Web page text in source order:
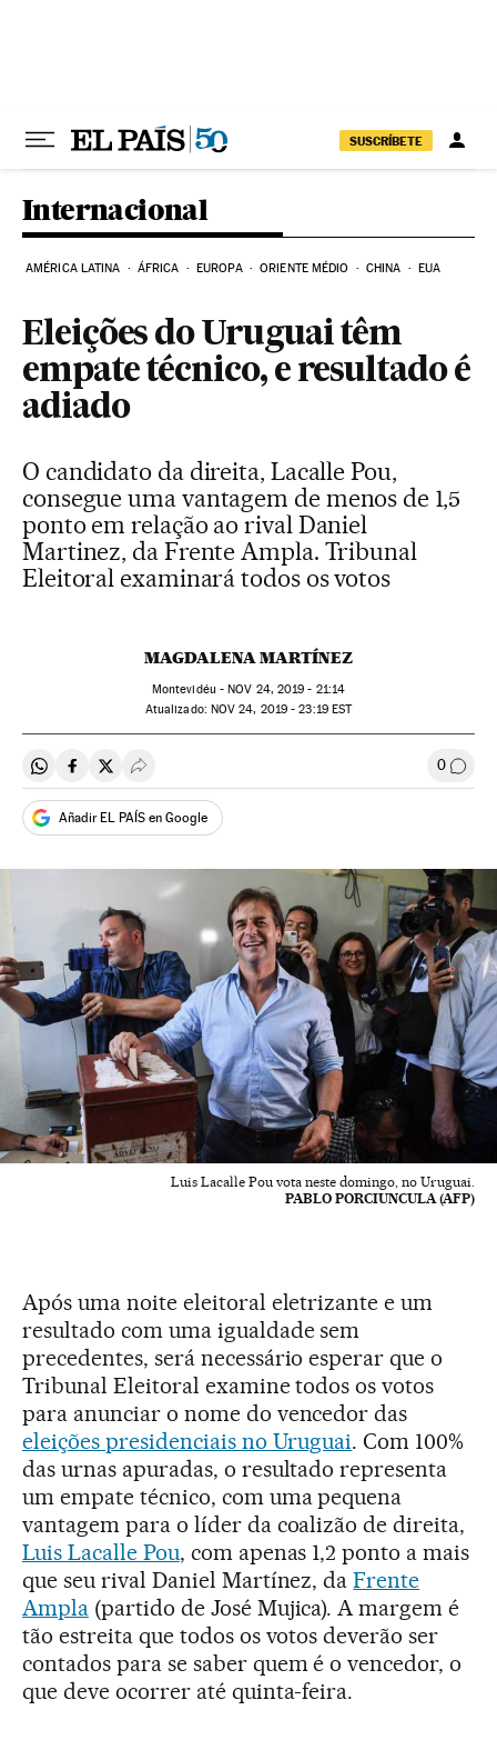
SUSCRÍBETE
Internacional
AMÉRICA LATINA ÁFRICA EUROPA ORIENTE MÉDIO CHINA EUA
Eleições do Uruguai têm
empate técnico, e resultado é
adiado
O candidato da direita, Lacalle Pou,
consegue uma vantagem de menos de 1,5
ponto em relação ao rival Daniel
Martinez, da Frente Ampla. Tribunal
Eleitoral examinará todos os votos
MAGDALENA MARTÍNEZ
Montevidéu -NOV 24, 2019 - 21:14
atualizado: NOV 24, 2019 - 23:19EST
Compartir en Whatsapp
Compartir en Facebook
Compartir en Twitter
Desplegar Redes Sociales 0
Añadir EL PAÍS en Google
Luis Lacalle Pou vota neste domingo, no Uruguai.
PABLO PORCIUNCULA (AFP)
Após uma noite eleitoral eletrizante e um
resultado com uma igualdade sem
precedentes, será necessário esperar que o
Tribunal Eleitoral examine todos os votos
para anunciar o nome do vencedor das
eleições presidenciais no Uruguai. Com 100%
das urnas apuradas, o resultado representa
um empate técnico, com uma pequena
vantagem para o líder da coalizão de direita,
Luis Lacalle Pou, com apenas 1,2 ponto a mais
que seu rival Daniel Martínez, daFrente
Ampla(partido de José Mujica). A margem é
tão estreita que todos os votos deverão ser
contados para se saber quem é o vencedor, o
que deve ocorrer até quinta-feira.